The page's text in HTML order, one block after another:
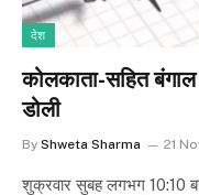
देश
कोलकाता-सहित
डोली
By Shweta Sharma 21
शुक्रवार सुबह लगभग 10:10